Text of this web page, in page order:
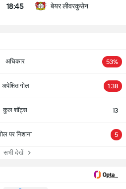
18:45 बेयर लीवरकुसेन
अधिकार 53%
अपेक्षित गोल 1.38
कुल शॉट्स 13
पर निशाना 5
सभी देखें